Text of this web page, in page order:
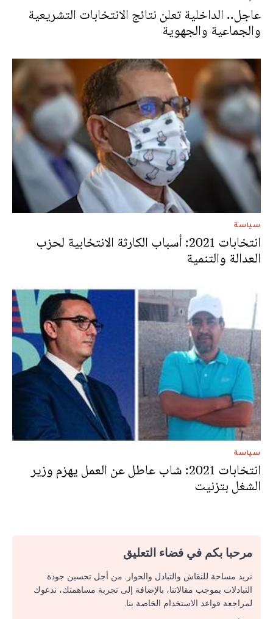
عاجل.. الداخلية تعلن نتائج الانتخابات التشريعية
والجماعية والجهوية
سياسة
انتخابات 2021: أسباب الكارثة الانتخابية لحزب
العدالة والتنمية
سياسة
انتخابات 2021: شاب عاطل عن العمل يهزم وزير
الشغل بتزنيت
مرحبا بكم في فضاء التعليق
نريد مساحة للنقاش والتبادل والحوار. من أجل تحسين جودة
التبادلات بموجب مقالاتنا، بالإضافة إلى تجربة مساهمتك، ندعوك
لمراجعة قواعد الاستخدام الخاصة بنا.